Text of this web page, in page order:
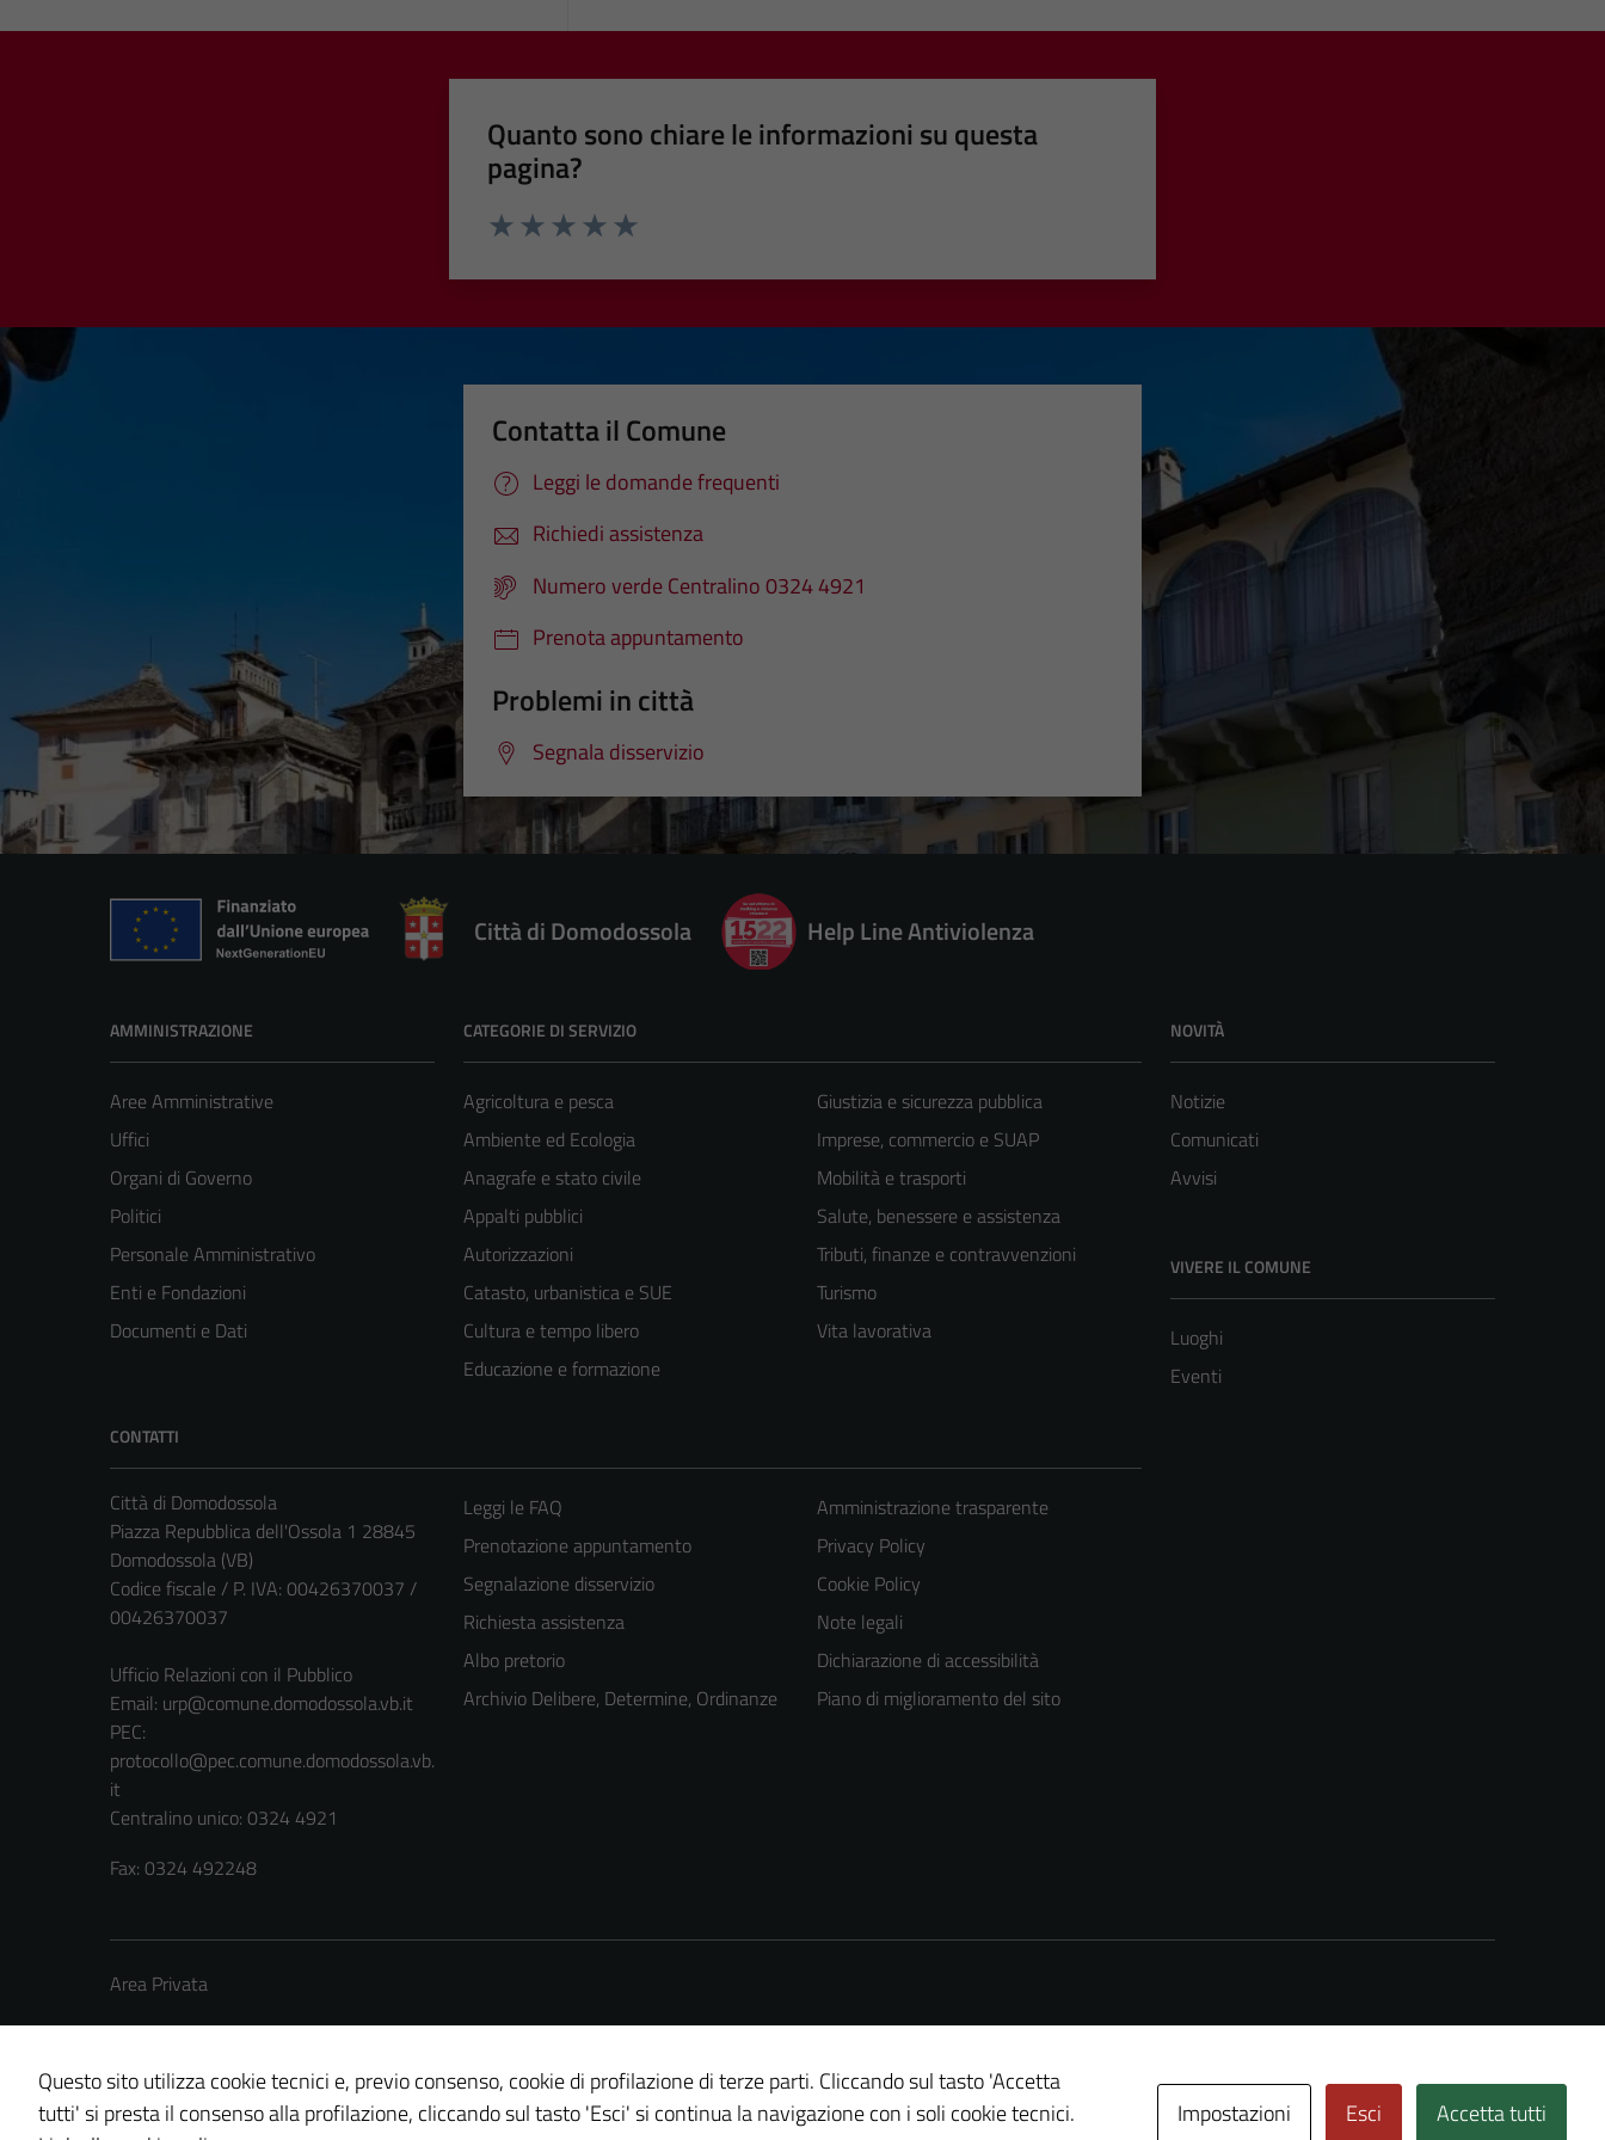
Quanto sono chiare le informazioni su questa
pagina?
Contatta il Comune
Leggi le domande frequenti
Richiedi assistenza
Numero verde Centralino 0324 4921
Prenota appuntamento
Problemi in città
Segnala disservizio
Città di Domodossola Help Line Antiviolenza
AMMINISTRAZIONE
Aree Amministrative
Uffici
Organi di Governo
Politici
Personale Amministrativo
Enti e Fondazioni
Documenti e Dati
CATEGORIE DI SERVIZIO
Agricoltura e pesca
Ambiente ed Ecologia
Anagrafe e stato civile
Appalti pubblici
Autorizzazioni
Catasto, urbanistica e SUE
Cultura e tempo libero
Educazione e formazione
Giustizia e sicurezza pubblica
Imprese, commercio e SUAP
Mobilità e trasporti
Salute, benessere e assistenza
Tributi, finanze e contravvenzioni
Turismo
Vita lavorativa
NOVITÀ
Notizie
Comunicati
Avvisi
VIVERE IL COMUNE
Luoghi
Eventi
CONTATTI
Città di Domodossola
Piazza Repubblica dell'Ossola 1 28845
Domodossola (VB)
Codice fiscale / P. IVA: 00426370037 /
00426370037
Ufficio Relazioni con il Pubblico
Email: urp@comune.domodossola.vb.it
PEC:
protocollo@pec.comune.domodossola.vb.
it
Centralino unico: 0324 4921
Fax: 0324 492248
Leggi le FAQ
Prenotazione appuntamento
Segnalazione disservizio
Richiesta assistenza
Albo pretorio
Archivio Delibere, Determine, Ordinanze
Amministrazione trasparente
Privacy Policy
Cookie Policy
Note legali
Dichiarazione di accessibilità
Piano di miglioramento del sito
Area Privata
Credits: © Technical Design s.r.l.
Questo sito utilizza cookie tecnici e, previo consenso, cookie di profilazione di terze parti. Cliccando sul tasto 'Accetta
tutti' si presta il consenso alla profilazione, cliccando sul tasto 'Esci' si continua la navigazione con i soli cookie tecnici.
Impostazioni Esci Accetta tutti